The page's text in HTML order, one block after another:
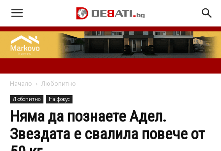
Начало Любопитно
Любопитно На фокус
Няма да познаете Адел.
Звездата е свалила повече от